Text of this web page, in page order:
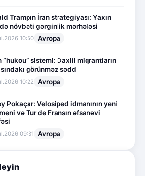
Trampın İran strategiyası: Yaxın
növbəti gərginlik mərhələsi
10:50 Avropa
“hukou” sistemi: Daxili miqrantların
görünməz sədd
10:22 Avropa
Pokaçar: Velosiped idmanının yeni
və Tur de Fransın əfsanəvi
09:31 Avropa